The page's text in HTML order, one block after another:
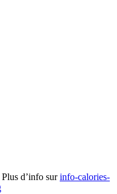
d’info surinfo-calories-